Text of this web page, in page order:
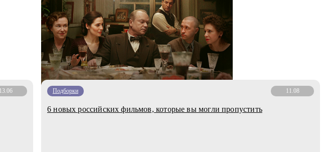
13.06 Подборки 11.08
6 новых российских фильмов, которые вы могли пропустить